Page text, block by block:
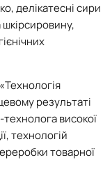
делікатесні сири
результаті
високої
технологій
товарної